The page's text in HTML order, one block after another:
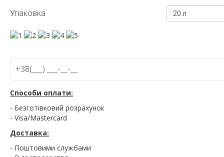
Упаковка 20 л
Способи оплати:
- Безготівковий розрахунок
- Visa/Mastercard
Доставка:
- Поштовими службами